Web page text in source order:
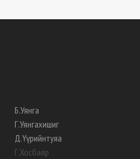
Б.Уянга
Г.Уянгахишиг
Д.Үүрийнтуяа
Г.Хосбаяр